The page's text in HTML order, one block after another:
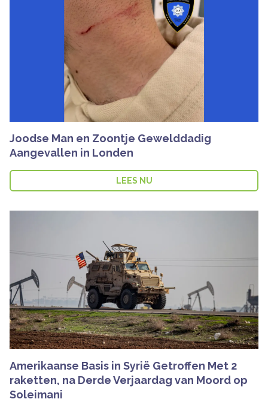
Joodse Man en Zoontje Gewelddadig
Aangevallen in Londen
LEES NU
Amerikaanse Basis in Syrië Getroffen Met 2
raketten, na Derde Verjaardag van Moord op
Soleimani